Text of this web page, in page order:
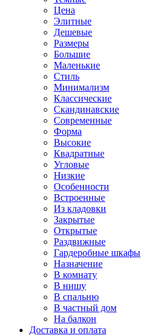
Цена
Элитные
Дешевые
Размеры
Большие
Маленькие
Стиль
Минимализм
Классические
Скандинавские
Современные
Форма
Высокие
Квадратные
Угловые
Низкие
Особенности
Встроенные
Из кладовки
Закрытые
Открытые
Раздвижные
Гардеробные шкафы
Назначение
В комнату
В нишу
В спальню
В частный дом
На балкон
Доставка и оплата